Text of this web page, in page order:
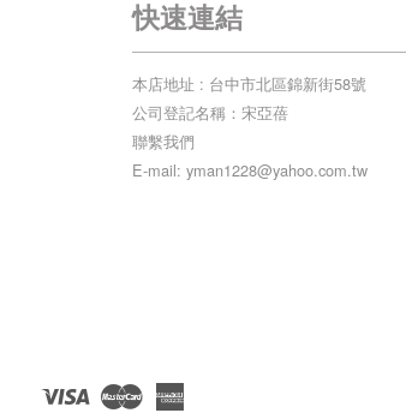
快速連結
本店地址 : 台中市北區錦新街58號
公司登記名稱：宋亞蓓
聯繫我們
E-mail: yman1228@yahoo.com.tw
Visa Master